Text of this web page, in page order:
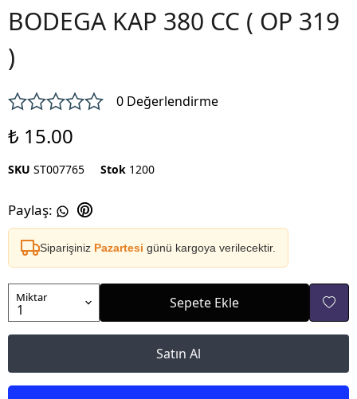
BODEGA KAP 380 CC ( OP 319
)
0 Değerlendirme
₺ 15.00
SKU ST007765 Stok 1200
Paylaş:
Siparişiniz Pazartesi günü kargoya verilecektir.
Miktar Sepete Ekle
Satın Al